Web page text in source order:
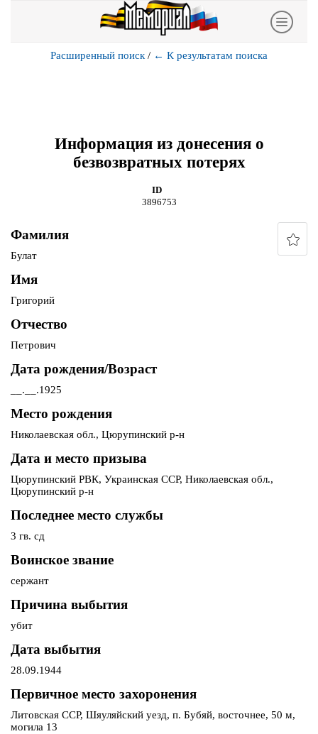
Расширенный поиск / ← К результатам поиска
Информация из донесения о
безвозвратных потерях
ID
3896753
Фамилия
Булат
Имя
Григорий
Отчество
Петрович
Дата рождения/Возраст
__.__.1925
Место рождения
Николаевская обл., Цюрупинский р-н
Дата и место призыва
Цюрупинский РВК, Украинская ССР, Николаевская обл.,
Цюрупинский р-н
Последнее место службы
3 гв. сд
Воинское звание
сержант
Причина выбытия
убит
Дата выбытия
28.09.1944
Первичное место захоронения
Литовская ССР, Шяуляйский уезд, п. Бубяй, восточнее, 50 м,
могила 13